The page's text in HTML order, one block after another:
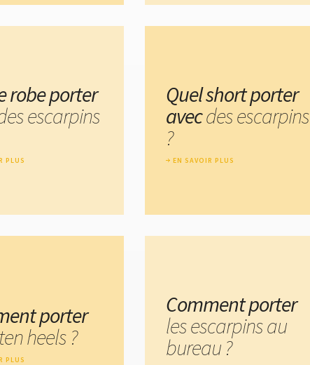
robe porter
escarpins
PLUS
Quel short porter
avecdes escarpins
?
EN SAVOIR PLUS
porter
heels ?
PLUS
Comment porter
les escarpins au
bureau ?